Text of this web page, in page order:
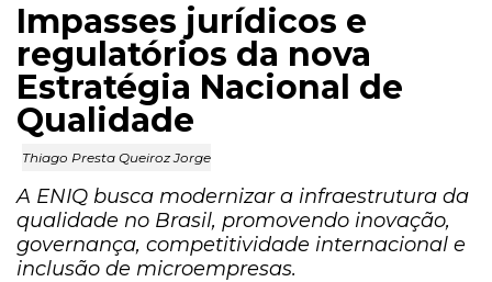
Impasses jurídicos e
regulatórios da nova
Estratégia Nacional de
Qualidade
Thiago Presta Queiroz Jorge
A ENIQ busca modernizar a infraestrutura da
qualidade no Brasil, promovendo inovação,
governança, competitividade internacional e
inclusão de microempresas.